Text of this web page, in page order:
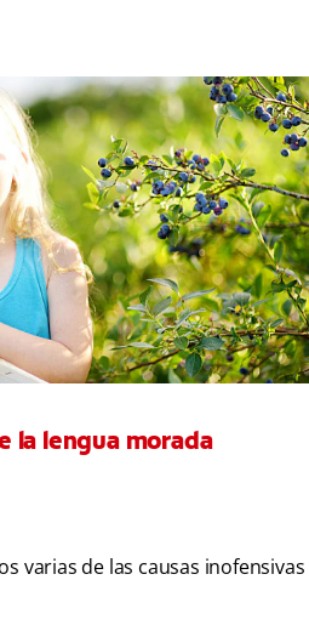
la lengua morada
varias de las causas